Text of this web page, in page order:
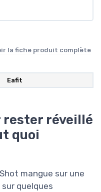
la fiche produit complète
Eafit
rester réveillé
quoi
mangue sur une
quelques